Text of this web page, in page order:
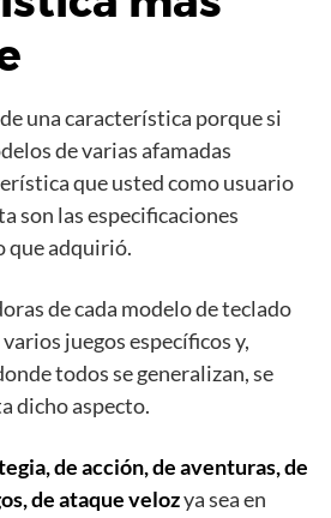
una característica porque si
de varias afamadas
que usted como usuario
son las especificaciones
que adquirió.
de cada modelo de teclado
juegos específicos y,
todos se generalizan, se
dicho aspecto.
de acción, de aventuras, de
de ataque velozya sea en